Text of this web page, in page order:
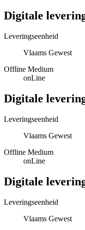
Digitale
Leveringseenheid
Vlaams Gewest
Offline Medium
onLine
Digitale
Leveringseenheid
Vlaams Gewest
Offline Medium
onLine
Digitale
Leveringseenheid
Vlaams Gewest